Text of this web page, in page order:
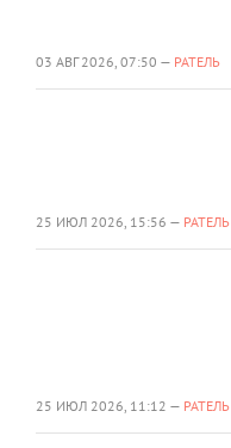
03 АВГ 2026, 07:50 — РАТЕЛЬ
25 ИЮЛ 2026, 15:56 — РАТЕЛЬ
25 ИЮЛ 2026, 11:12 — РАТЕЛЬ